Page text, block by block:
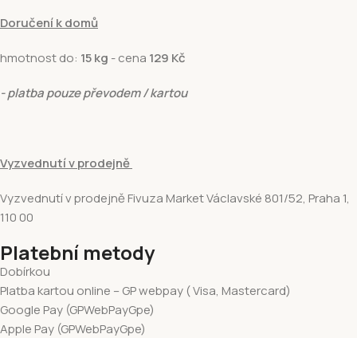
Doručení k domů
hmotnost do: 15 kg - cena 129 Kč
- platba pouze převodem / kartou
Vyzvednutí v prodejně
Vyzvednutí v prodejně Fivuza Market Václavské 801/52, Praha 1,
110 00
Platební metody
Dobírkou
Platba kartou online – GP webpay ( Visa, Mastercard)
Google Pay (GPWebPayGpe)
Apple Pay (GPWebPayGpe)